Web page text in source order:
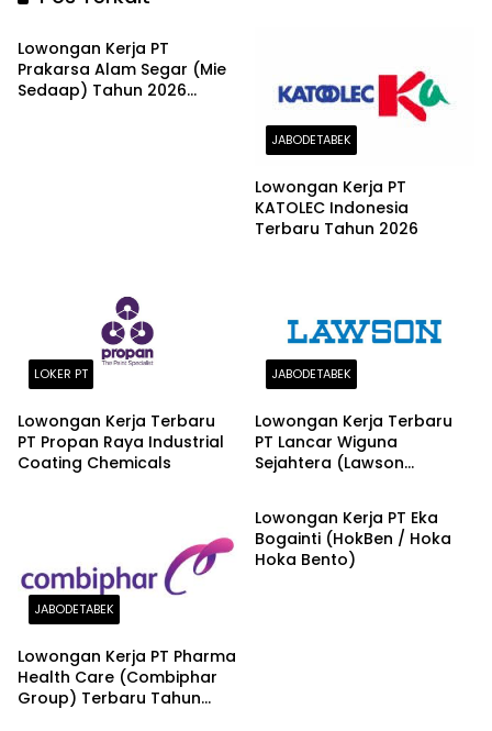
Lowongan Kerja PT
Prakarsa Alam Segar (Mie
Sedaap) Tahun 2026
JABODETABEK
Lowongan Kerja PT
KATOLEC Indonesia
Terbaru Tahun 2026
LOKER PT
Lowongan Kerja Terbaru
PT Propan Raya Industrial
Coating Chemicals
JABODETABEK
Lowongan Kerja Terbaru
PT Lancar Wiguna
Sejahtera (Lawson
JABODETABEK
Lowongan Kerja PT Pharma
Health Care (Combiphar
Group) Terbaru Tahun
JABODETABEK
Lowongan Kerja PT Eka
Bogainti (HokBen / Hoka
Hoka Bento)